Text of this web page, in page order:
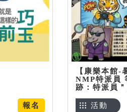
報名
【康樂本館-
NMP特派員
跡：特派員
活動